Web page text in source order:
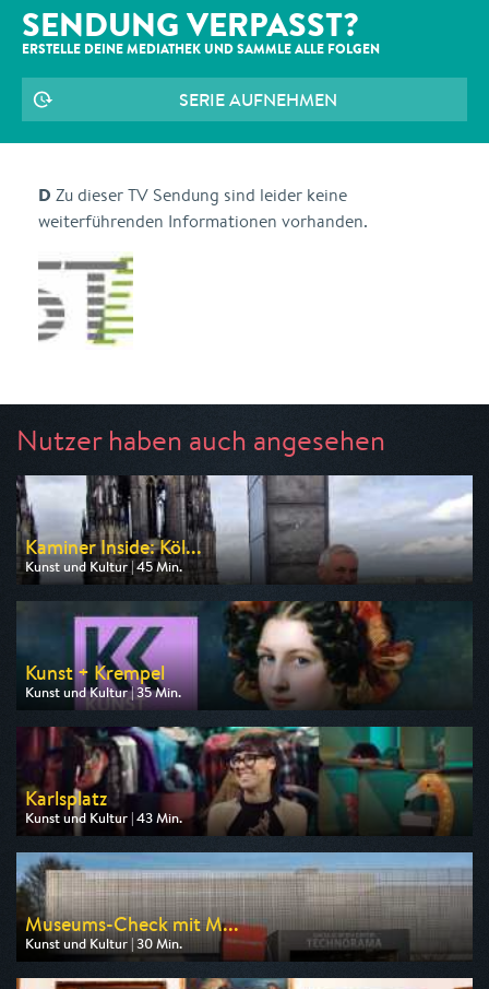
SENDUNG VERPASST?
ERSTELLE DEINE MEDIATHEK UND SAMMLE ALLE FOLGEN
SERIE AUFNEHMEN
D Zu dieser TV Sendung sind leider keine
weiterführenden Informationen vorhanden.
Nutzer haben auch angesehen
Kaminer Inside: Köl...
Kunst und Kultur | 45 Min.
Ausgestrahlt von 3sat
am 08.08.2026, 20:15
Kunst + Krempel
Kunst und Kultur | 35 Min.
Ausgestrahlt von 3sat
am 08.08.2026, 14:30
Karlsplatz
Kunst und Kultur | 43 Min.
Ausgestrahlt von 3sat
am 08.08.2026, 05:27
Museums-Check mit M...
Kunst und Kultur | 30 Min.
Ausgestrahlt von 3sat
am 09.08.2026, 18:30